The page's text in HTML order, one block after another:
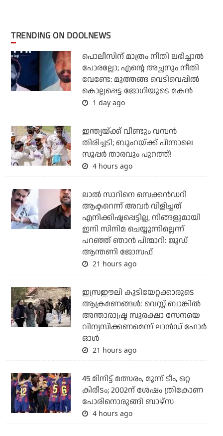
TRENDING ON DOOLNEWS
പൊലീസിന് മാത്രം നീതി ലഭിച്ചാല്‍
പോരല്ലോ; എന്റെ അച്ഛനും നീതി
വേണ്ടേ: മുത്തങ്ങ വെടിവെപ്പില്‍
കൊല്ലപ്പെട്ട ജോഗിയുടെ മകന്‍
1 day ago
ഇന്ത്യയ്ക്ക് വീണ്ടും വമ്പന്‍
തിരിച്ചടി; ബുംറയ്ക്ക് പിന്നാലെ
സൂപ്പര്‍ താരവും പുറത്ത്!
4 hours ago
ലാല്‍ സാറിനെ സെക്കന്‍ഡറി
ആക്ടറെന്ന് അവര്‍ വിളിച്ചത്
എനിക്കിഷ്ടപ്പെട്ടില്ല, നിങ്ങളുമായി
ഇനി സിനിമ ചെയ്യുന്നില്ലെന്ന്
പറഞ്ഞ് ഞാന്‍ പിന്മാറി: ജൂഡ്
ആന്തണി ജോസഫ്
21 hours ago
ഇസ്രഈലി കുടിയേറ്റക്കാരുടെ
ആക്രമണങ്ങള്‍: വെസ്റ്റ് ബാങ്കില്‍
അന്താരാഷ്ട്ര സുരക്ഷാ സേനയെ
വിന്യസിക്കണമെന്ന് ലാന്‍ഡ് ഫോര്‍
ഓള്‍
21 hours ago
45 മിനിട്ട് മത്സരം, മൂന്ന് ടീം, ഒറ്റ
കിരീടം; 2002ന് ശേഷം ത്രികോണ
പോരിനൊരുങ്ങി ബാഴ്‌സ
4 hours ago